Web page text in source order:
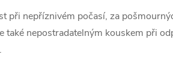
při nepříznivém počasí, za
také nepostradatelným kouskem při